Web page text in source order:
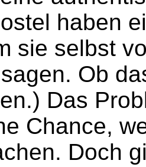
haben
sie selbst
Ob
Das
Chance,
Doch